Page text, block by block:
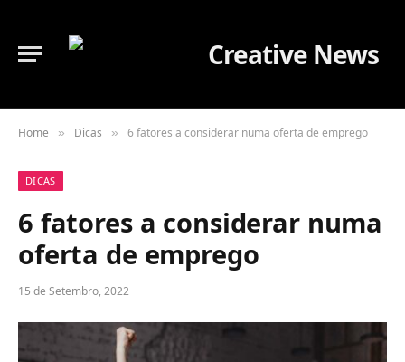
Home » Dicas » 6 fatores a considerar numa oferta de emprego
DICAS
6 fatores a considerar numa
oferta de emprego
15 de Setembro, 2022